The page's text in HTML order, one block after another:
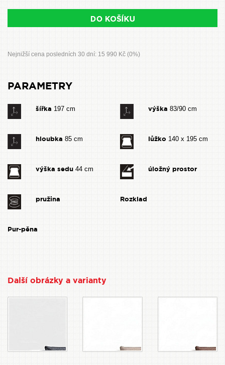
Nejnižší cena posledních 30 dní: 15 990 Kč (0%)
PARAMETRY
šířka 197 cm výška 83/90 cm
hloubka 85 cm lůžko 140 x 195 cm
výška sedu 44 cm úložný prostor
pružina Rozklad
Pur-pěna
Další obrázky a varianty